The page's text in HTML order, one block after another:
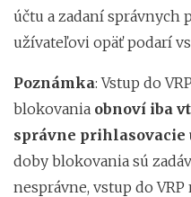
účtu a zadaní správnych
užívateľovi opäť podarí
Poznámka: Vstup do
blokovania obnoví iba
správne prihlasovacie
doby blokovania sú
nesprávne, vstup do